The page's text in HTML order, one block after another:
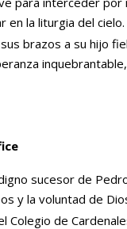
en la liturgia del cielo.
brazos a su hijo
sucesor de
y la voluntad de
Colegio de